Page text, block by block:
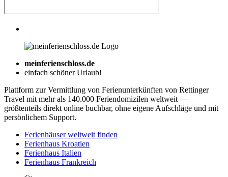
meinferienschloss.de
einfach schöner Urlaub!
Plattform zur Vermittlung von Ferienunterkünften von Rettinger
Travel mit mehr als 140.000 Feriendomizilen weltweit —
größtenteils direkt online buchbar, ohne eigene Aufschläge und mit
persönlichem Support.
Ferienhäuser weltweit finden
Ferienhaus Kroatien
Ferienhaus Italien
Ferienhaus Frankreich